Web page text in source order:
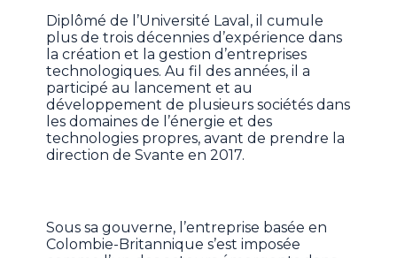
Diplômé de l’Université Laval, il cumule
plus de trois décennies d’expérience dans
la création et la gestion d’entreprises
technologiques. Au fil des années, il a
participé au lancement et au
développement de plusieurs sociétés dans
les domaines de l’énergie et des
technologies propres, avant de prendre la
direction de Svante en 2017.
Sous sa gouverne, l’entreprise basée en
Colombie-Britannique s’est imposée